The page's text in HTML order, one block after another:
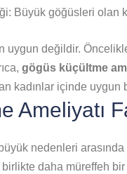
Büyük göğüsleri olan
değildir.
gögüs küçültme
kadınlar içinde
Ameliyatı
nedenleri
daha müreffeh bir